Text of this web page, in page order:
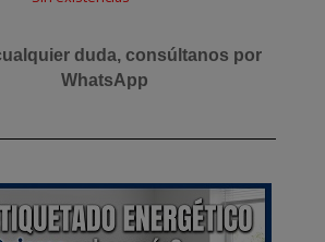
duda, consúltanos por
WhatsApp